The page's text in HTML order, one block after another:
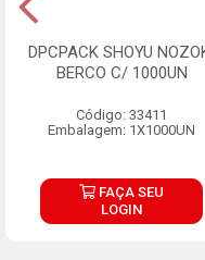
DPCPACK SHOYU
BERCO C/ 1000UN
Código: 33411
Embalagem: 1X1000UN
FAÇA SEU
LOGIN